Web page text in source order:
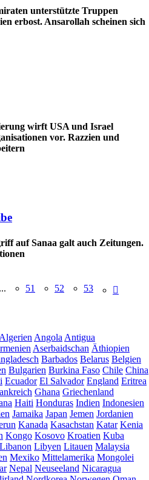
unterstützte Truppen
erbost. Ansarollah scheinen sich
wirft USA und Israel
vor. Razzien und
auf Sanaa galt auch Zeitungen.
... 51 52 53
Algerien Angola Antigua
Aserbaidschan Äthiopien
Barbados Belarus Belgien
Bulgarien Burkina Faso Chile China
Ecuador El Salvador England Eritrea
Ghana Griechenland
Haiti Honduras Indien Indonesien
Jamaika Japan Jemen Jordanien
Kanada Kasachstan Katar Kenia
Kongo Kosovo Kroatien Kuba
Libanon Libyen Litauen Malaysia
Mexiko Mittelamerika Mongolei
Nepal Neuseeland Nicaragua